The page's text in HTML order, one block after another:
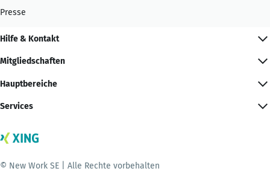
Presse
Hilfe & Kontakt
Mitgliedschaften
Hauptbereiche
Services
© New Work SE | Alle Rechte vorbehalten